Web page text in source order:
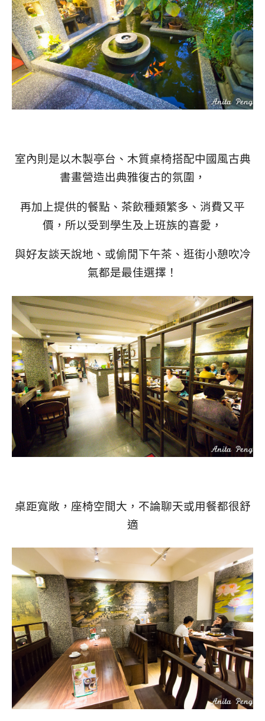
室內則是以木製亭台、木質桌椅搭配中國風古典
書畫營造出典雅復古的氛圍，
再加上提供的餐點、茶飲種類繁多、消費又平
價，所以受到學生及上班族的喜愛，
與好友談天說地、或偷閒下午茶、逛街小憩吹冷
氣都是最佳選擇！
桌距寬敞，座椅空間大，不論聊天或用餐都很舒
適